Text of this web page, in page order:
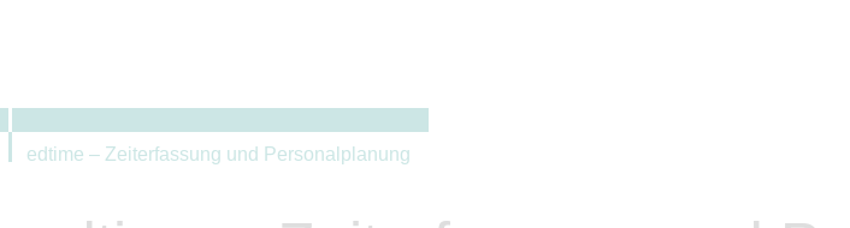
edtime – Zeiterfassung und Personalplanung